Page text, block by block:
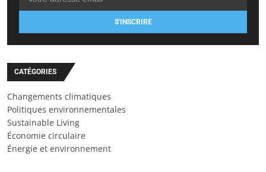
S'INSCRIRE
CATÉGORIES
Changements climatiques
Politiques environnementales
Sustainable Living
Économie circulaire
Énergie et environnement